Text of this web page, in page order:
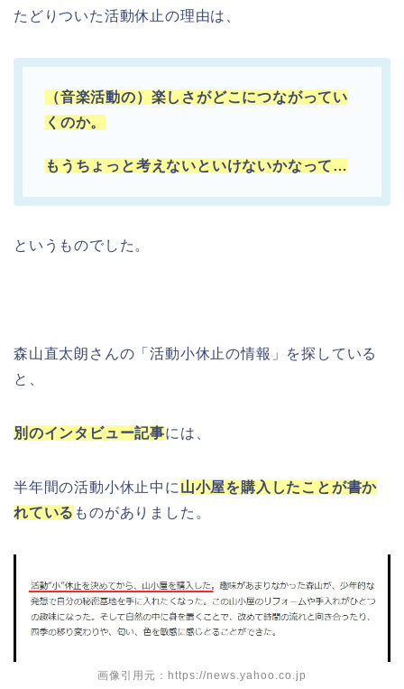
たどりついた活動休止の理由は、
（音楽活動の）楽しさがどこにつながってい
くのか。
もうちょっと考えないといけないかなって…
というものでした。
森山直太朗さんの「活動小休止の情報」を探している
と、
別のインタビュー記事には、
半年間の活動小休止中に 山小屋を購入したことが書か
れている ものがありました。
画像引用元：https://news.yahoo.co.jp